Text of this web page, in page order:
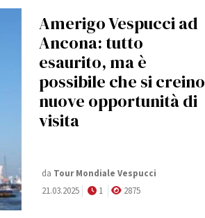
Amerigo Vespucci ad
Ancona: tutto
esaurito, ma è
possibile che si creino
nuove opportunità di
visita
da Tour Mondiale Vespucci
21.03.2025
1 2875